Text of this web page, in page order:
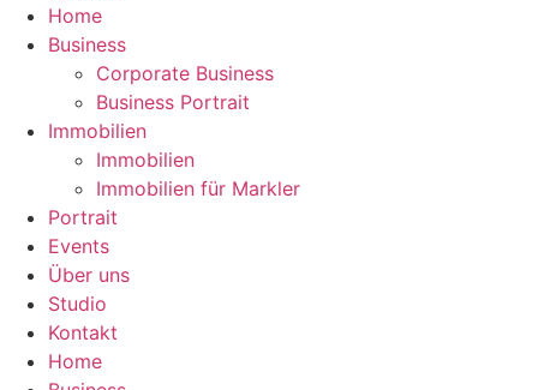
Home
Business
Corporate Business
Business Portrait
Immobilien
Immobilien
Immobilien für Markler
Portrait
Events
Über uns
Studio
Kontakt
Home